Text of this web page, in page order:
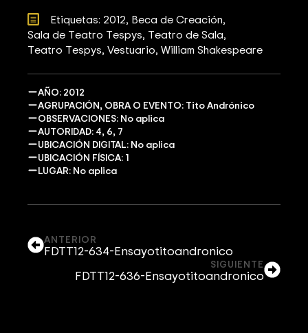
Etiquetas: 2012 Beca de Creación
Sala de Teatro Tespys Teatro de Sala
Teatro Tespys Vestuario William Shakespeare
AÑO: 2012
AGRUPACIÓN, OBRA O EVENTO: Tito Andrónico
OBSERVACIONES: No aplica
AUTORIDAD: 4, 6, 7
UBICACIÓN DIGITAL: No aplica
UBICACIÓN FÍSICA: 1
LUGAR: No aplica
ANTERIOR
FDTT12-634-Ensayotitoandronico
SIGUIENTE
FDTT12-636-Ensayotitoandronico